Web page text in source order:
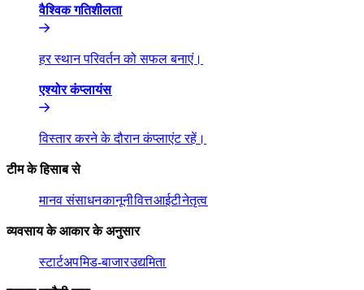
वैश्विक गतिशीलता​​
हर स्थान परिवर्तन को सफल बनाएं।​​
एश्योर कंप्लायंस​​
विस्तार करने के दौरान कंप्लाएंट रहें।​​
टीम के हिसाब से​​
मानव संसाधन​​कानूनी​​वित्त​​आईटी​​नेतृत्व​​
व्यवसाय के आकार के अनुसार​​
स्टार्टअप​​मिड-बाजार​​उद्यमिता​​